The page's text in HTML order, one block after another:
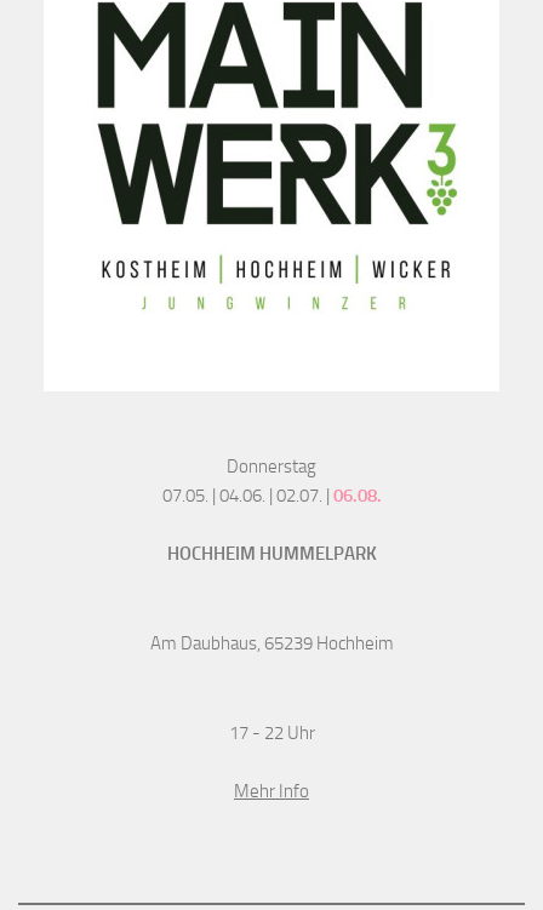
Donnerstag
07.05. | 04.06. | 02.07. | 06.08.
HOCHHEIM HUMMELPARK
Am Daubhaus, 65239 Hochheim
17 - 22 Uhr
Mehr Info